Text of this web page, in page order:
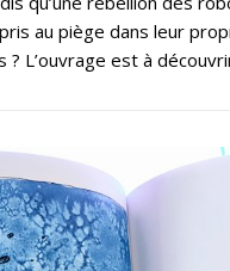
au piège dans leur
L’ouvrage est à